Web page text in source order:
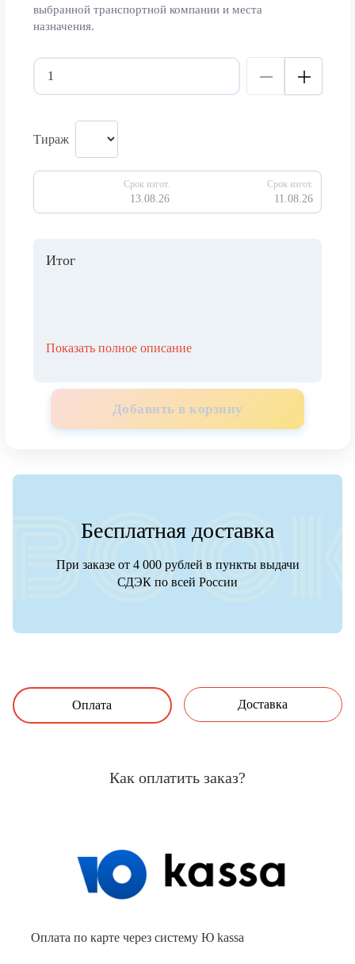
выбранной транспортной компании и места
назначения.
Тираж
Срок изгот.
13.08.26
Срок изгот.
11.08.26
Итог
Показать полное описание
Добавить в корзину
Бесплатная доставка
При заказе от 4 000 рублей в пункты выдачи
СДЭК по всей России
Оплата Доставка
Как оплатить заказ?
Оплата по карте через систему Ю kassa